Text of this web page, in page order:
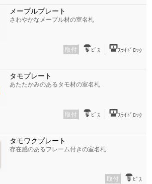
メープルプレート
さわやかなメープル材の室名札
取付 ﾋﾞｽ ｽﾗｲﾄﾞﾛｯｸ
タモプレート
あたたかみのあるタモ材の室名札
取付 ﾋﾞｽ ｽﾗｲﾄﾞﾛｯｸ
タモワクプレート
存在感のあるフレーム付きの室名札
取付 ﾋﾞｽ